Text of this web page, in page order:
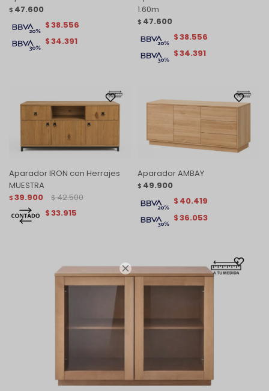

$ 47.600
$34.391
$38.556
1.60m
$ 47.600
$34.391
$38.556
Aparador IRON con Herrajes
MUESTRA
$ 39.900 $ 42.500
$33.915
Aparador AMBAY
$ 49.900
$36.053
$ 40.419